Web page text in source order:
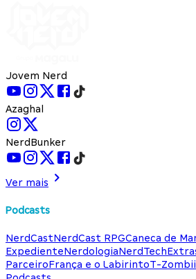
Jovem Nerd
Azaghal
NerdBunker
Ver mais
Podcasts
NerdCastNerdCast RPGCaneca de
ExpedienteNerdologiaNerdTech
ParceiroFrança e o LabirintoT-Zombii